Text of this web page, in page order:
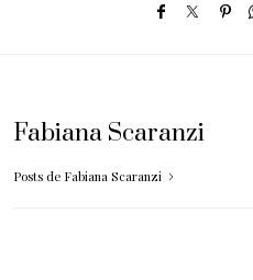
Fabiana Scaranzi
Posts de Fabiana Scaranzi